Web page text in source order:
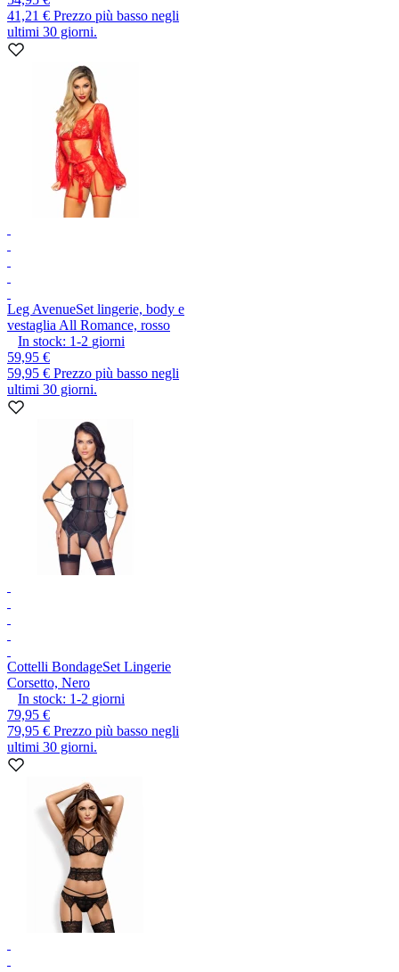
41,21 € Prezzo più basso negli
ultimi 30 giorni.
Leg AvenueSet lingerie, body e
vestaglia All Romance, rosso
In stock: 1-2 giorni
59,95 €
59,95 € Prezzo più basso negli
ultimi 30 giorni.
Cottelli BondageSet Lingerie
Corsetto, Nero
In stock: 1-2 giorni
79,95 €
79,95 € Prezzo più basso negli
ultimi 30 giorni.